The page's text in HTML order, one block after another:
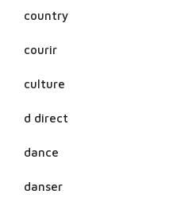
country
courir
culture
d direct
dance
danser